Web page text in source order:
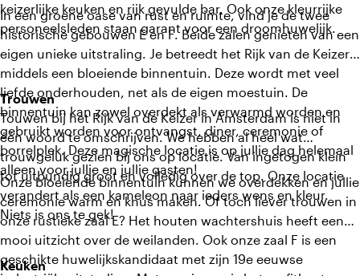
keizerlijke keuken en rijk gevulde bar. Ook onze kleurrijke
personeelsleden staan garant voor een droomhuwelijk.
In een groene oase van rust en ruimte, vind je de twee
historische gebouwen E en F. Beide zalen genieten van een
eigen unieke uitstraling. Je betreedt het Rijk van de Keizer
middels een bloeiende binnentuin. Deze wordt met veel
liefde onderhouden, net als de eigen moestuin. De
binnentuin kan zowel overdekt als verwarmd worden en
gebruikt worden voor ontvangst, diner, ceremonie of
borrelplek. Deze magische locatie is op jullie dag helemaal
alleen voor jullie en jullie gasten!
Trouwen
Touwen bij het Rijk van de Keizer in Amsterdam is niet in
één woord te omschrijven. We hebben al heel wat
trouwgeluk gezien bij ons op locatie. Van ingetogen klein
tot uitbundig groot en volledig over de top. Onze locatie
verandert als een kameleon naar ieders wens en kleur.
Niets is ons te gek!
Onze bloeiende binnentuin kunnen we overdekken en jullie
ceremonie warm en knus maken. Of toch liever trouwen in
onze rustieke zaal E? Het houten wachtershuis heeft een
mooi uitzicht over de weilanden. Ook onze zaal F is een
geschikte huwelijkskandidaat met zijn 19e eeuwse
Keuken